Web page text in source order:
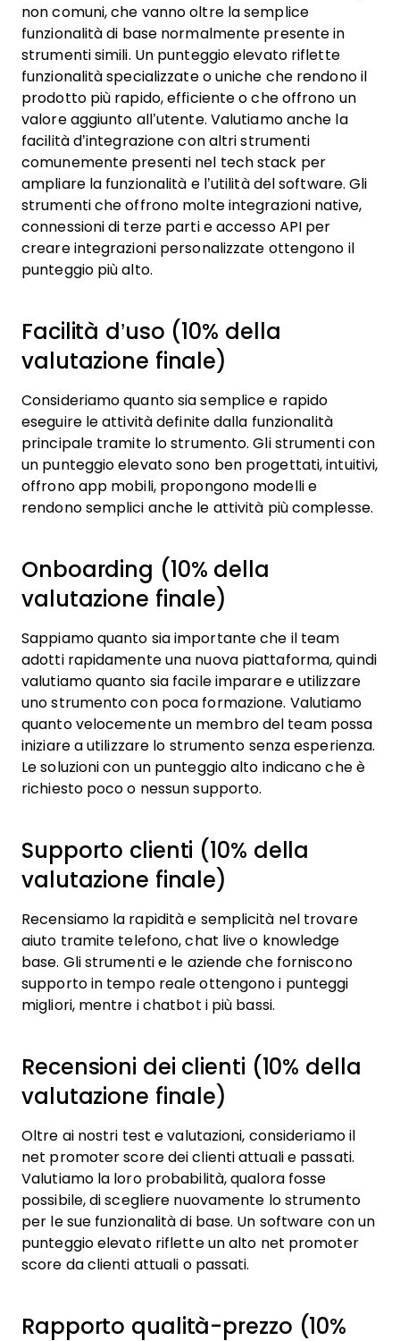
non comuni, che vanno oltre la semplice
funzionalità di base normalmente presente in
strumenti simili. Un punteggio elevato riflette
funzionalità specializzate o uniche che rendono il
prodotto più rapido, efficiente o che offrono un
valore aggiunto all’utente. Valutiamo anche la
facilità d’integrazione con altri strumenti
comunemente presenti nel tech stack per
ampliare la funzionalità e l’utilità del software. Gli
strumenti che offrono molte integrazioni native,
connessioni di terze parti e accesso API per
creare integrazioni personalizzate ottengono il
punteggio più alto.
Facilità d’uso (10% della
valutazione finale)
Consideriamo quanto sia semplice e rapido
eseguire le attività definite dalla funzionalità
principale tramite lo strumento. Gli strumenti con
un punteggio elevato sono ben progettati, intuitivi,
offrono app mobili, propongono modelli e
rendono semplici anche le attività più complesse.
Onboarding (10% della
valutazione finale)
Sappiamo quanto sia importante che il team
adotti rapidamente una nuova piattaforma, quindi
valutiamo quanto sia facile imparare e utilizzare
uno strumento con poca formazione. Valutiamo
quanto velocemente un membro del team possa
iniziare a utilizzare lo strumento senza esperienza.
Le soluzioni con un punteggio alto indicano che è
richiesto poco o nessun supporto.
Supporto clienti (10% della
valutazione finale)
Recensiamo la rapidità e semplicità nel trovare
aiuto tramite telefono, chat live o knowledge
base. Gli strumenti e le aziende che forniscono
supporto in tempo reale ottengono i punteggi
migliori, mentre i chatbot i più bassi.
Recensioni dei clienti (10% della
valutazione finale)
Oltre ai nostri test e valutazioni, consideriamo il
net promoter score dei clienti attuali e passati.
Valutiamo la loro probabilità, qualora fosse
possibile, di scegliere nuovamente lo strumento
per le sue funzionalità di base. Un software con un
punteggio elevato riflette un alto net promoter
score da clienti attuali o passati.
Rapporto qualità-prezzo (10%